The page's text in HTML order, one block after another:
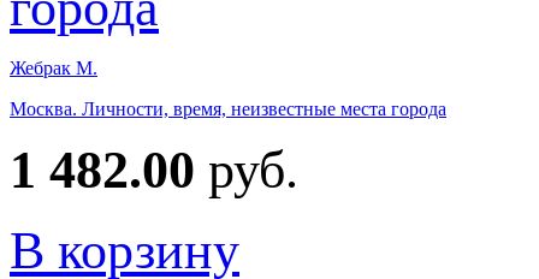
Жебрак М.
Москва. Личности, время, неизвестные места города
1 482.00 руб.
В корзину